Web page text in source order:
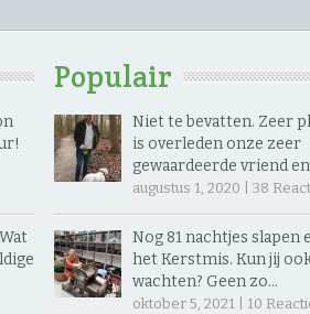
Populair
Niet te bevatten. Zeer
is overleden onze zeer
gewaardeerde vriend
augustus 1, 2020 |38
Nog 81 nachtjes slapen
het Kerstmis. Kun jij
wachten? Geen zo…
oktober 5, 2021 | 10